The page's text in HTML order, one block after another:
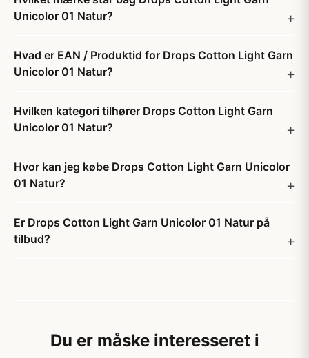
Unicolor 01 Natur?
Hvad er EAN / Produktid for Drops Cotton Light Garn
Unicolor 01 Natur?
Hvilken kategori tilhører Drops Cotton Light Garn
Unicolor 01 Natur?
Hvor kan jeg købe Drops Cotton Light Garn Unicolor
01 Natur?
Er Drops Cotton Light Garn Unicolor 01 Natur på
tilbud?
Du er måske interesseret i